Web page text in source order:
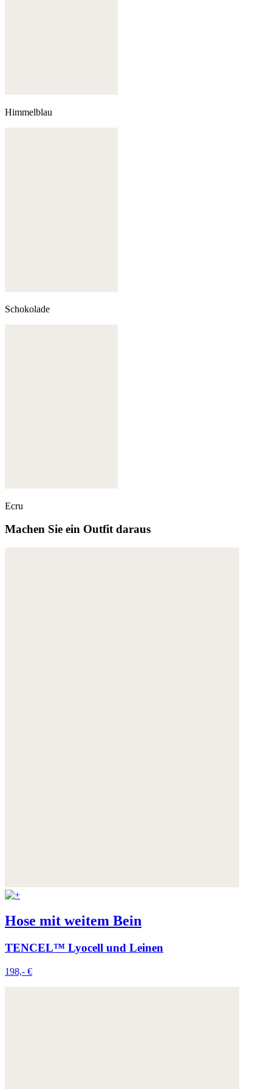
Himmelblau
Schokolade
Ecru
Machen Sie ein Outfit daraus
Hose mit weitem Bein
TENCEL™ Lyocell und Leinen
198,- €